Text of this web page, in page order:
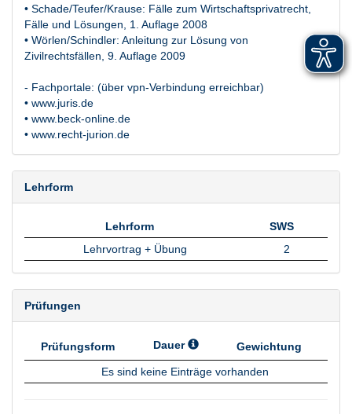
• Schade/Teufer/Krause: Fälle zum Wirtschaftsprivatrecht,
Fälle und Lösungen, 1. Auflage 2008
• Wörlen/Schindler: Anleitung zur Lösung von
Zivilrechtsfällen, 9. Auflage 2009
- Fachportale: (über vpn-Verbindung erreichbar)
• www.juris.de
• www.beck-online.de
• www.recht-jurion.de
Lehrform
Lehrform
SWS
Lehrform
SWS
Lehrvortrag + Übung 2
Prüfungen
Prüfungsform Dauer
Gewichtung
Prüfungsform
Dauer Gewichtung
Es sind keine Einträge vorhanden